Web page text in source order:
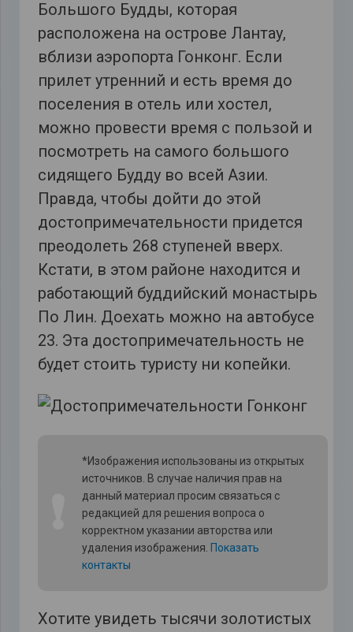
Большого Будды, которая
расположена на острове Лантау,
вблизи аэропорта Гонконг. Если
прилет утренний и есть время до
поселения в отель или хостел,
можно провести время с пользой и
посмотреть на самого большого
сидящего Будду во всей Азии.
Правда, чтобы дойти до этой
достопримечательности придется
преодолеть 268 ступеней вверх.
Кстати, в этом районе находится и
работающий буддийский монастырь
По Лин. Доехать можно на автобусе
23. Эта достопримечательность не
будет стоить туристу ни копейки.
*Изображения использованы из открытых
источников. В случае наличия прав на
данный материал просим связаться с
редакцией для решения вопроса о
корректном указании авторства или
удаления изображения. Показать
контакты
Хотите увидеть тысячи золотистых